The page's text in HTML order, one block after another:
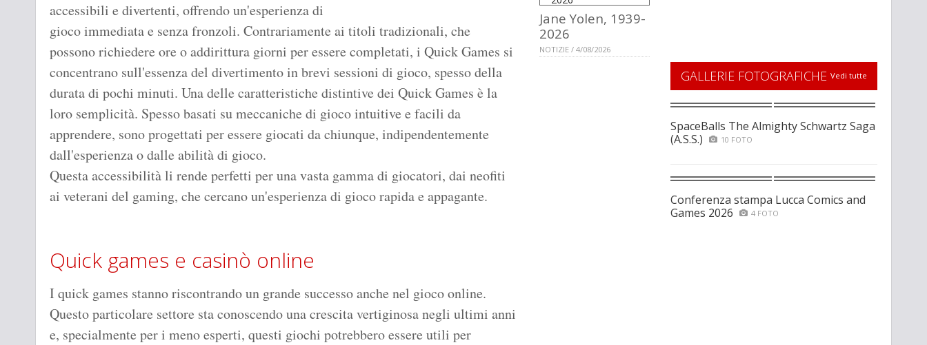
accessibili e divertenti, offrendo un'esperienza di
gioco immediata e senza fronzoli. Contrariamente ai titoli tradizionali, che
possono richiedere ore o addirittura giorni per essere completati, i Quick Games si
concentrano sull'essenza del divertimento in brevi sessioni di gioco, spesso della
durata di pochi minuti. Una delle caratteristiche distintive dei Quick Games è la
loro semplicità. Spesso basati su meccaniche di gioco intuitive e facili da
apprendere, sono progettati per essere giocati da chiunque, indipendentemente
dall'esperienza o dalle abilità di gioco.
Questa accessibilità li rende perfetti per una vasta gamma di giocatori, dai neofiti
ai veterani del gaming, che cercano un'esperienza di gioco rapida e appagante.
Quick games e casinò online
I quick games stanno riscontrando un grande successo anche nel gioco online.
Questo particolare settore sta conoscendo una crescita vertiginosa negli ultimi anni
e, specialmente per i meno esperti, questi giochi potrebbero essere utili per
Jane Yolen, 1939-
2026
NOTIZIE / 4/08/2026
GALLERIE FOTOGRAFICHE Vedi tutte
SpaceBalls The Almighty Schwartz Saga
(A.S.S.)
10 FOTO
Conferenza stampa Lucca Comics and
Games 2026
4 FOTO